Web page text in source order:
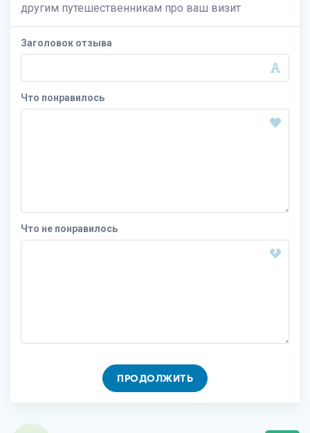
другим путешественникам про ваш визит
Заголовок отзыва
Что понравилось
Что не понравилось
ПРОДОЛЖИТЬ